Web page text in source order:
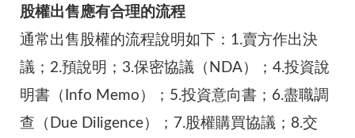
股權出售應有合理的流程
通常出售股權的流程說明如下：1.賣方作出決
議；2.預說明；3.保密協議（NDA）；4.投資說
明書（Info Memo）；5.投資意向書；6.盡職調
查（Due Diligence）；7.股權購買協議；8.交